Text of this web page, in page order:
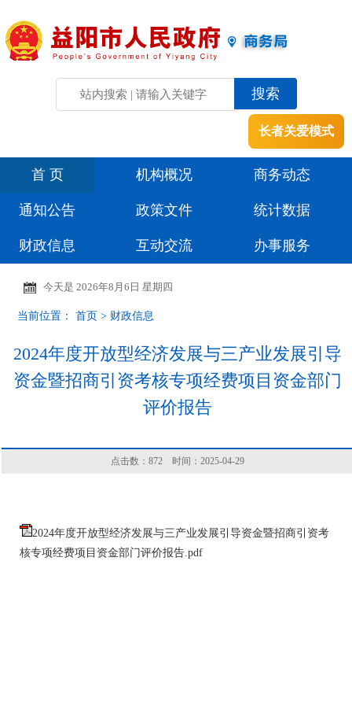
长者关爱模式
首 页 机构概况 商务动态
通知公告 政策文件 统计数据
财政信息 互动交流 办事服务
今天是 2026年8月6日 星期四
当前位置： 首页 > 财政信息
2024年度开放型经济发展与三产业发展引导
资金暨招商引资考核专项经费项目资金部门
评价报告
点击数： 872 时间：2025-04-29
2024年度开放型经济发展与三产业发展引导资金暨招商引资考
核专项经费项目资金部门评价报告.pdf